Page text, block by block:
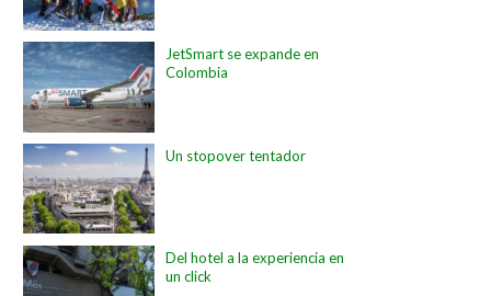
JetSmart se expande en
Colombia
Un stopover tentador
Del hotel a la experiencia en
un click